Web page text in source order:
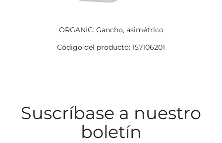
ORGANIC: Gancho, asimétrico
Código del producto: 157106201
Suscríbase a nuestro
boletín